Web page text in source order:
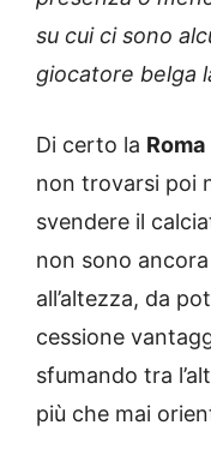
su cui ci sono
giocatore belga
Di certo la Roma
non trovarsi poi
svendere il
non sono
all’altezza, da
cessione
sfumando tra
più che mai